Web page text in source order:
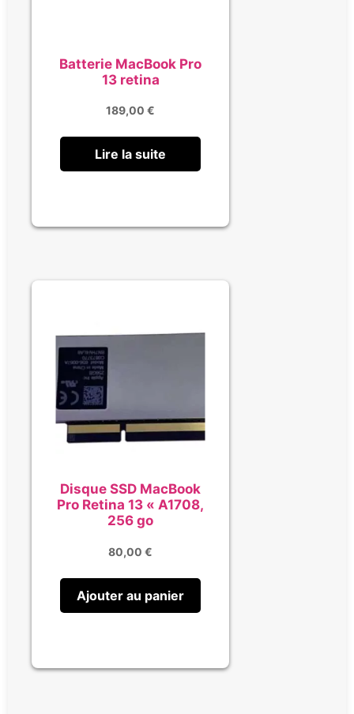
Batterie MacBook Pro
13 retina
189,00 €
Lire la suite
Disque SSD MacBook
Pro Retina 13 « A1708,
256 go
80,00 €
Ajouter au panier